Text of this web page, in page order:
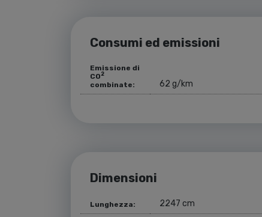
Consumi ed emissioni
Emissione di
CO2
combinate: 62 g/km
Dimensioni
Lunghezza: 2247 cm